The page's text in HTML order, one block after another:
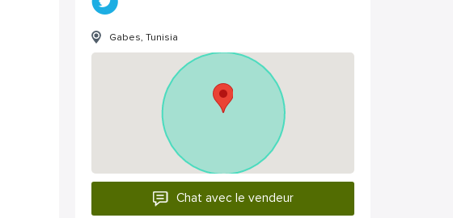
Gabes, Tunisia
Chat avec le vendeur